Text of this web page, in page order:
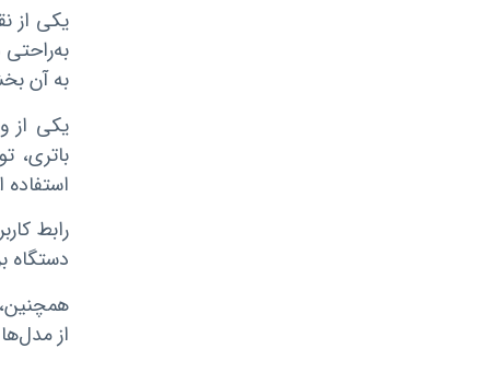
یکی از
به آن
یکی از
باتری،
استفاده
رابط
دستگاه
از